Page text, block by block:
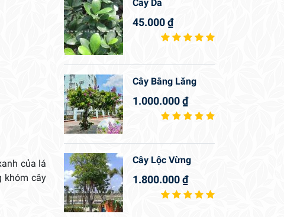
của lá
khóm cây
Cây Da
45.000₫
Cây Bằng Lăng
1.000.000₫
Cây Lộc Vừng
1.800.000₫